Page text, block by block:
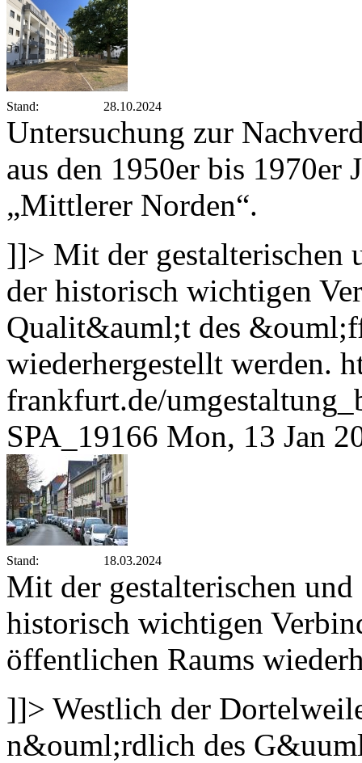
Stand: 28.10.2024
Untersuchung zur
aus den 1950er bis 1970er
„Mittlerer Norden“.
]]> Mit der gestalterischen
der historisch wichtigen
Qualit&auml;t des
wiederhergestellt werden.
frankfurt.de/
SPA_19166 Mon, 13 Jan
Stand: 18.03.2024
Mit der gestalterischen
historisch wichtigen
öffentlichen Raums
]]> Westlich der
n&ouml;rdlich des